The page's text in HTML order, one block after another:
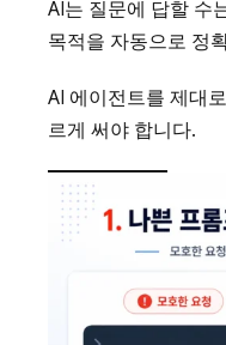
AI는 질문에 답할 수
목적을 자동으로 정
AI 에이전트를 제대
르게 써야 합니다.